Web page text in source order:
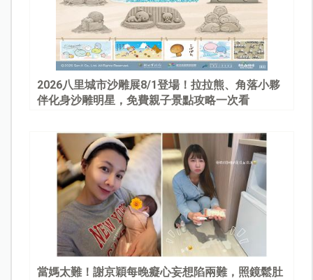
2026八里城市沙雕展8/1登場！拉拉熊、角落小夥
伴化身沙雕明星，免費親子景點攻略一次看
當媽太難！謝京穎每晚癡心妄想陷兩難，照鏡鬆肚